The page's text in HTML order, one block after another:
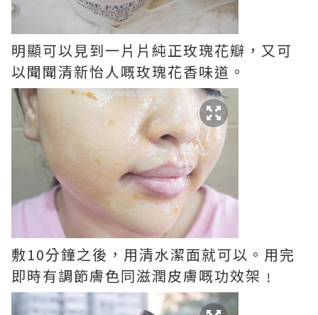
明顯可以見到一片片純正玫瑰花瓣，又可
以聞聞清新怡人嘅玫瑰花香味道。
敷10分鐘之後，用清水潔面就可以。用完
即時有調節膚色同滋潤皮膚嘅功效架﹗